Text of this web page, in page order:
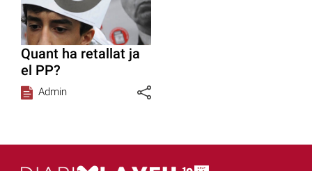
Quant ha retallat ja
el PP?
Admin